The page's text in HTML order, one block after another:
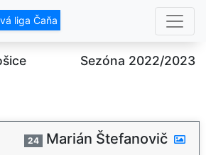
liga Čaňa
Sezóna 2022/2023
24 Marián Štefanovič